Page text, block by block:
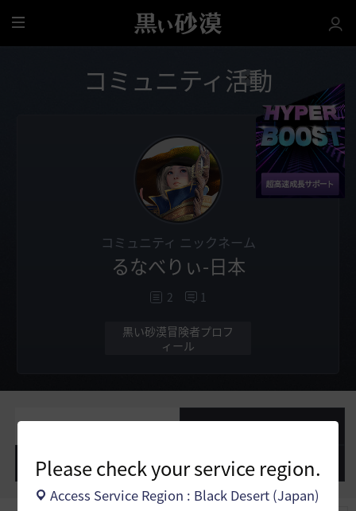
Please check your service region.
Access Service Region : Black Desert (Japan)
全
体
コミュニティ活動
コミュニティ ニックネーム
るなべりぃ-日本
2 1
黒い砂漠冒険者プロフ
ィール
作成した質問 作成したコメント